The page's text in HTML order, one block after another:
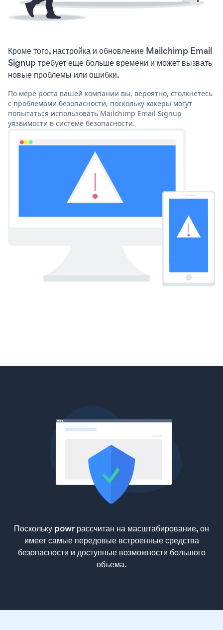
Кроме того, настройка и обновление Mailchimp Email
Signup требует еще больше времени и может вызвать
новые проблемы или ошибки.
По мере роста вашей компании вы, вероятно, столкнетесь
с проблемами безопасности, поскольку хакеры могут
попытаться использовать Mailchimp Email Signup
уязвимости в системе безопасности.
Поскольку powr рассчитан на масштабирование, он
имеет самые передовые встроенные средства
безопасности и доступные возможности большого
объема.